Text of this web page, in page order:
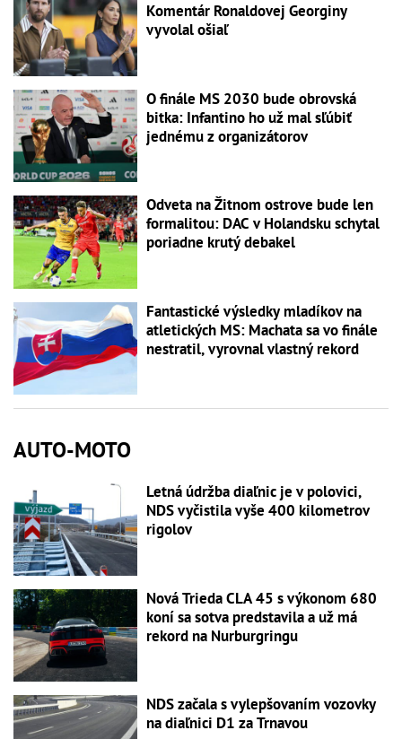
Komentár Ronaldovej Georginy
vyvolal ošiaľ
O finále MS 2030 bude obrovská
bitka: Infantino ho už mal sľúbiť
jednému z organizátorov
Odveta na Žitnom ostrove bude len
formalitou: DAC v Holandsku schytal
poriadne krutý debakel
Fantastické výsledky mladíkov na
atletických MS: Machata sa vo finále
nestratil, vyrovnal vlastný rekord
AUTO-MOTO
Letná údržba diaľnic je v polovici,
NDS vyčistila vyše 400 kilometrov
rigolov
Nová Trieda CLA 45 s výkonom 680
koní sa sotva predstavila a už má
rekord na Nurburgringu
NDS začala s vylepšovaním vozovky
na diaľnici D1 za Trnavou